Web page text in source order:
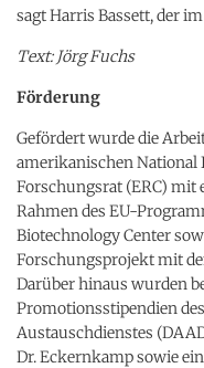
sagt Harris Bassett, der
Text: Jörg Fuchs
Förderung
Gefördert wurde die
amerikanischen National
Forschungsrat (ERC) mit
Rahmen des EU-
Biotechnology Center
Forschungsprojekt mit
Darüber hinaus wurden
Promotionsstipendien
Austauschdienstes
Dr. Eckernkamp sowie